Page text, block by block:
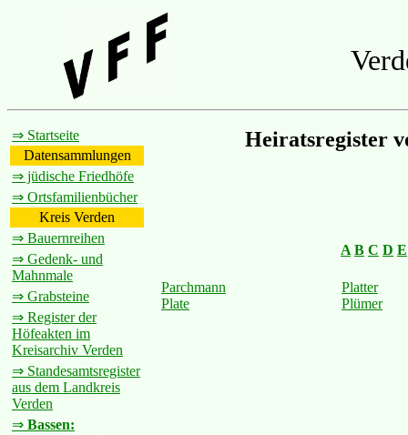
⇒ Startseite
Datensammlungen
⇒ jüdische Friedhöfe
⇒ Ortsfamilienbücher
Kreis Verden
⇒ Bauernreihen
⇒ Gedenk- und
Mahnmale
⇒ Grabsteine
⇒ Register der
Höfeakten im
Kreisarchiv Verden
⇒ Standesamtsregister
aus dem Landkreis
Verden
⇒ Bassen:
Heiratsregister
A B C D E
Parchmann
Plate
Platter
Plümer